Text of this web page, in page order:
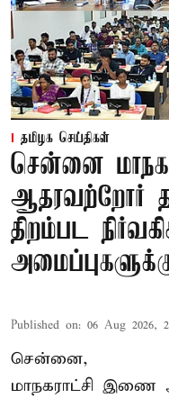
தமிழக செய்திகள்
சென்னை
ஆதரவற்றோர்
திறம்பட
Published on: 06 Aug 2026,
சென்னை,
மாநகராட்சி